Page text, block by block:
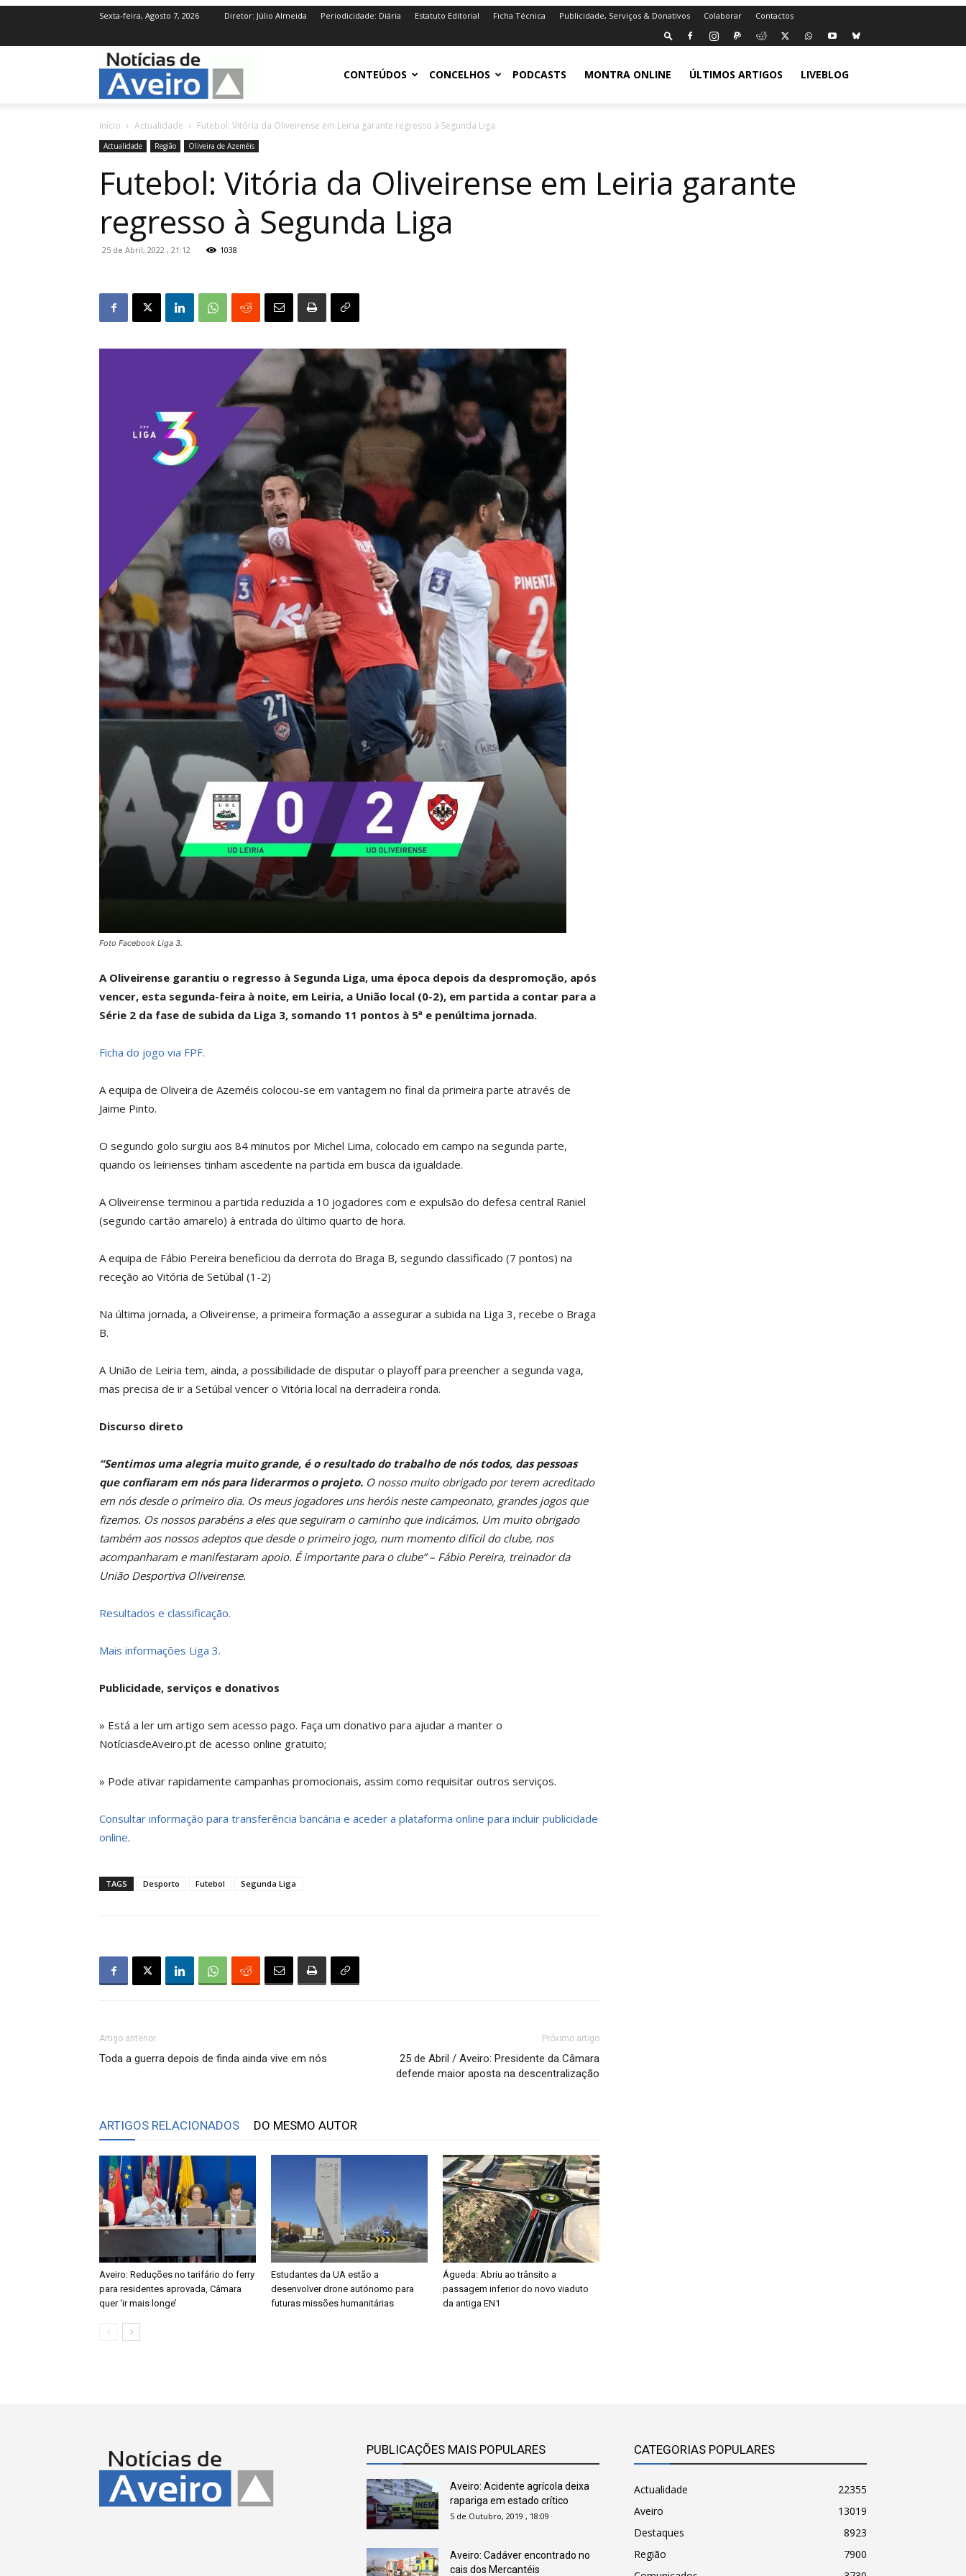
Sexta-feira, Agosto 7, 2026 Diretor: Júlio Almeida Periodicidade: Diária Estatuto Editorial Ficha Técnica Publicidade, Serviços & Donativos Colaborar Contactos
NotíciasdeAveiro.ptCONTEÚDOS CONCELHOS PODCASTS MONTRA ONLINE ÚLTIMOS ARTIGOS LIVEBLOG
Início Actualidade Futebol: Vitória da Oliveirense em Leiria garante regresso à Segunda Liga
Actualidade Região Oliveira de Azeméis
Futebol: Vitória da Oliveirense em Leiria garante
regresso à Segunda Liga
25 de Abril, 2022 , 21:12 1038
Foto Facebook Liga 3.
A Oliveirense garantiu o regresso à Segunda Liga, uma época depois da despromoção, após
vencer, esta segunda-feira à noite, em Leiria, a União local (0-2), em partida a contar para a
Série 2 da fase de subida da Liga 3, somando 11 pontos à 5ª e penúltima jornada.
Ficha do jogo via FPF.
A equipa de Oliveira de Azeméis colocou-se em vantagem no final da primeira parte através de
Jaime Pinto.
O segundo golo surgiu aos 84 minutos por Michel Lima, colocado em campo na segunda parte,
quando os leirienses tinham ascedente na partida em busca da igualdade.
A Oliveirense terminou a partida reduzida a 10 jogadores com e expulsão do defesa central Raniel
(segundo cartão amarelo) à entrada do último quarto de hora.
A equipa de Fábio Pereira beneficiou da derrota do Braga B, segundo classificado (7 pontos) na
receção ao Vitória de Setúbal (1-2)
Na última jornada, a Oliveirense, a primeira formação a assegurar a subida na Liga 3, recebe o Braga
B.
A União de Leiria tem, ainda, a possibilidade de disputar o playoff para preencher a segunda vaga,
mas precisa de ir a Setúbal vencer o Vitória local na derradeira ronda.
Discurso direto
“Sentimos uma alegria muito grande, é o resultado do trabalho de nós todos, das pessoas
que confiaram em nós para liderarmos o projeto. O nosso muito obrigado por terem acreditado
em nós desde o primeiro dia. Os meus jogadores uns heróis neste campeonato, grandes jogos que
fizemos. Os nossos parabéns a eles que seguiram o caminho que indicámos. Um muito obrigado
também aos nossos adeptos que desde o primeiro jogo, num momento difícil do clube, nos
acompanharam e manifestaram apoio. É importante para o clube” – Fábio Pereira, treinador da
União Desportiva Oliveirense.
Resultados e classificação.
Mais informações Liga 3.
Publicidade, serviços e donativos
» Está a ler um artigo sem acesso pago. Faça um donativo para ajudar a manter o
NotíciasdeAveiro.pt de acesso online gratuito;
» Pode ativar rapidamente campanhas promocionais, assim como requisitar outros serviços.
Consultar informação para transferência bancária e aceder a plataforma online para incluir publicidade
online.
TAGS Desporto Futebol Segunda Liga
Artigo anterior
Toda a guerra depois de finda ainda vive em nós
Próximo artigo
25 de Abril / Aveiro: Presidente da Câmara
defende maior aposta na descentralização
ARTIGOS RELACIONADOS DO MESMO AUTOR
Aveiro: Reduções no tarifário do ferry
para residentes aprovada, Câmara
quer ‘ir mais longe’
Estudantes da UA estão a
desenvolver drone autónomo para
futuras missões humanitárias
Águeda: Abriu ao trânsito a
passagem inferior do novo viaduto
da antiga EN1
PUBLICAÇÕES MAIS POPULARES
Aveiro: Acidente agrícola deixa
rapariga em estado crítico
5 de Outubro, 2019 , 18:09
Aveiro: Cadáver encontrado no
cais dos Mercantéis
CATEGORIAS POPULARES
Actualidade
22355
Aveiro
13019
Destaques
8923
Região
7900